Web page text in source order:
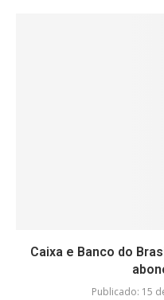
Caixa e Banco do
Publicado: 15